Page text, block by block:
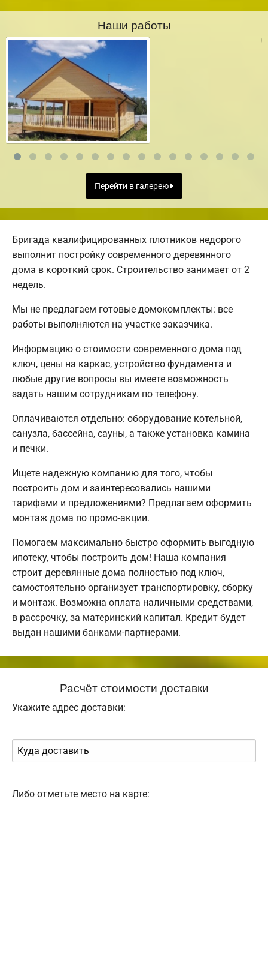
Наши работы
Перейти в галерею
Бригада квалифицированных плотников недорого
выполнит постройку современного деревянного
дома в короткий срок. Строительство занимает от 2
недель.
Мы не предлагаем готовые домокомплекты: все
работы выполняются на участке заказчика.
Информацию о стоимости современного дома под
ключ, цены на каркас, устройство фундамента и
любые другие вопросы вы имеете возможность
задать нашим сотрудникам по телефону.
Оплачиваются отдельно: оборудование котельной,
санузла, бассейна, сауны, а также установка камина
и печки.
Ищете надежную компанию для того, чтобы
построить дом и заинтересовались нашими
тарифами и предложениями? Предлагаем оформить
монтаж дома по промо-акции.
Помогаем максимально быстро оформить выгодную
ипотеку, чтобы построить дом! Наша компания
строит деревянные дома полностью под ключ,
самостоятельно организует транспортировку, сборку
и монтаж. Возможна оплата наличными средствами,
в рассрочку, за материнский капитал. Кредит будет
выдан нашими банками-партнерами.
Расчёт стоимости доставки
Укажите адрес доставки:
Либо отметьте место на карте: